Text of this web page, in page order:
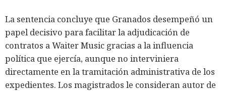
La sentencia concluye que Granados desempeñó un
papel decisivo para facilitar la adjudicación de
contratos a Waiter Music gracias a la influencia
política que ejercía, aunque no interviniera
directamente en la tramitación administrativa de los
expedientes. Los magistrados le consideran autor de